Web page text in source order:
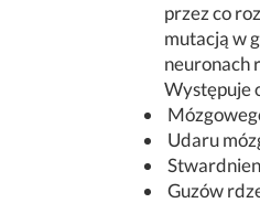
przez co
mutacją w
neuronach
Występuje
Udaru
Guzów